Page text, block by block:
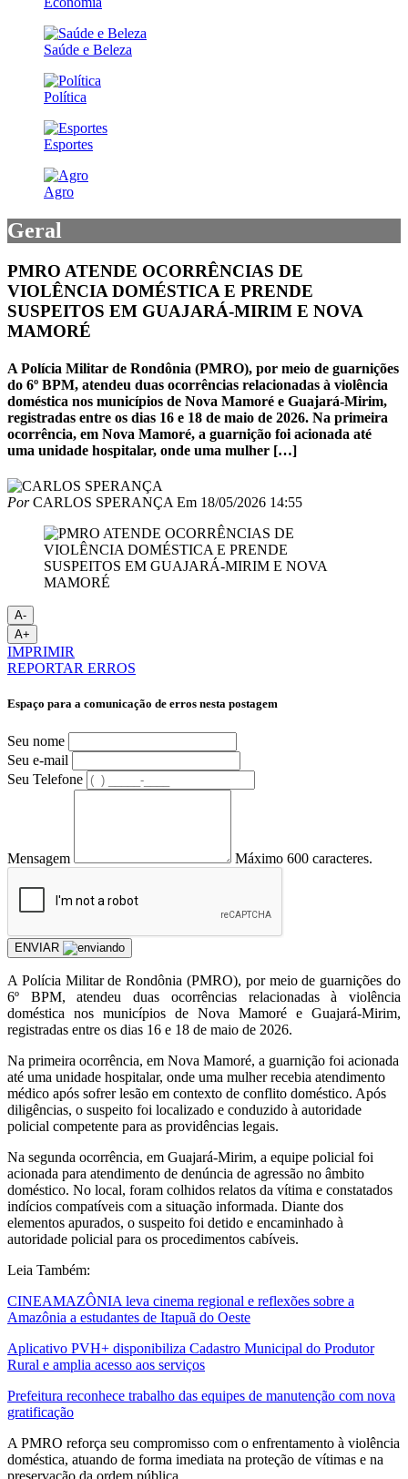
Saúde e Beleza
Política
Esportes
Agro
Geral
PMRO ATENDE OCORRÊNCIAS DE
VIOLÊNCIA DOMÉSTICA E PRENDE
SUSPEITOS EM GUAJARÁ-MIRIM E NOVA
MAMORÉ
A Polícia Militar de Rondônia (PMRO), por meio de guarnições
do 6º BPM, atendeu duas ocorrências relacionadas à violência
doméstica nos municípios de Nova Mamoré e Guajará-Mirim,
registradas entre os dias 16 e 18 de maio de 2026. Na primeira
ocorrência, em Nova Mamoré, a guarnição foi acionada até
uma unidade hospitalar, onde uma mulher […]
PorCARLOS SPERANÇA Em 18/05/2026 14:55
A-
A+
IMPRIMIR
REPORTAR ERROS
Espaço para a comunicação de erros nesta postagem
Seu nome
Seu e-mail
Seu Telefone
Mensagem Máximo 600 caracteres.
ENVIAR
A Polícia Militar de Rondônia (PMRO), por meio de guarnições do
6º BPM, atendeu duas ocorrências relacionadas à violência
doméstica nos municípios de Nova Mamoré e Guajará-Mirim,
registradas entre os dias 16 e 18 de maio de 2026.
Na primeira ocorrência, em Nova Mamoré, a guarnição foi acionada
até uma unidade hospitalar, onde uma mulher recebia atendimento
médico após sofrer lesão em contexto de conflito doméstico. Após
diligências, o suspeito foi localizado e conduzido à autoridade
policial competente para as providências legais.
Na segunda ocorrência, em Guajará-Mirim, a equipe policial foi
acionada para atendimento de denúncia de agressão no âmbito
doméstico. No local, foram colhidos relatos da vítima e constatados
indícios compatíveis com a situação informada. Diante dos
elementos apurados, o suspeito foi detido e encaminhado à
autoridade policial para os procedimentos cabíveis.
Leia Também:
CINEAMAZÔNIA leva cinema regional e reflexões sobre a
Amazônia a estudantes de Itapuã do Oeste
Aplicativo PVH+ disponibiliza Cadastro Municipal do Produtor
Rural e amplia acesso aos serviços
Prefeitura reconhece trabalho das equipes de manutenção com nova
gratificação
A PMRO reforça seu compromisso com o enfrentamento à violência
doméstica, atuando de forma imediata na proteção de vítimas e na
preservação da ordem pública.